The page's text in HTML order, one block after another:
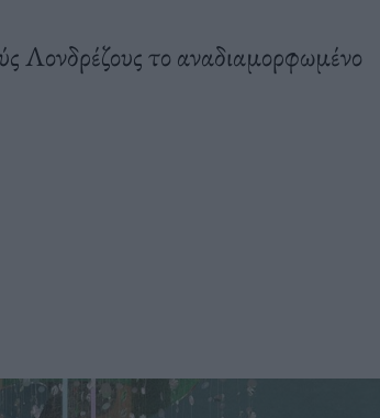
Λονδρέζους το αναδιαμορφωμένο